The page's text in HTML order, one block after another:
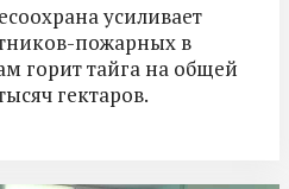
усиливает
пожарных в
горит тайга на общей
гектаров.